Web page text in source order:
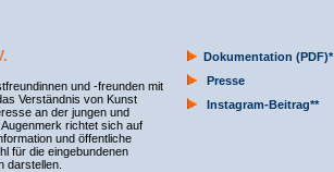
und -freunden mit
Verständnis von Kunst
an der jungen und
richtet sich auf
und öffentliche
für die eingebundenen
darstellen.
Dokumentation (PDF)*
Presse
Instagram-Beitrag**